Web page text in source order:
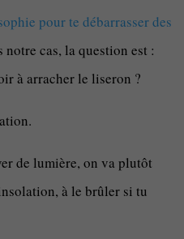
pour te débarrasser des
notre cas, la question est :
à arracher le liseron ?
de lumière, on va plutôt
à le brûler si tu